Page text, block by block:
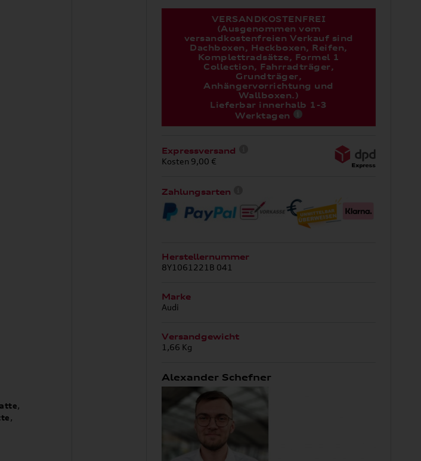
,
,
VERSANDKOSTENFREI
(Ausgenommen vom
versandkostenfreien Verkauf sind
Dachboxen, Heckboxen, Reifen,
Komplettradsätze, Formel 1
Collection, Fahrradträger,
Grundträger,
Anhängervorrichtung und
Wallboxen.)
Lieferbar innerhalb 1-3
Werktagen
Expressversand
Kosten 9,00 €
Zahlungsarten
Herstellernummer
8Y1061221B 041
Marke
Audi
Versandgewicht
1,66 Kg
Alexander Schefner